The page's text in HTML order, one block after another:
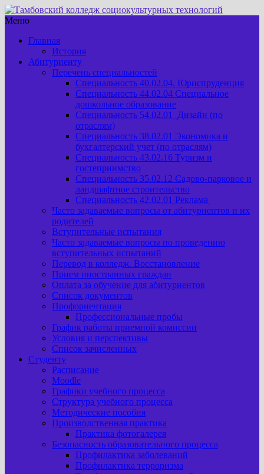
Меню
Главная
История
Абитуриенту
Перечень специальностей
Специальность 40.02.04. Юриспруденция
Специальность 44.02.04 Специальное
дошкольное образование
Специальность 54.02.01 Дизайн (по
отраслям)
Специальность 38.02.01 Экономика и
бухгалтерский учет (по отраслям)
Специальность 43.02.16 Туризм и
гостеприимство
Специальность 35.02.12 Садово-парковое и
ландшафтное строительство
Специальность 42.02.01 Реклама
Часто задаваемые вопросы от абитуриентов и их
родителей
Вступительные испытания
Часто задаваемые вопросы по проведению
вступительных испытаний
Перевод в колледж. Восстановление
Прием иностранных граждан
Оплата за обучение для абитуриентов
Список документов
Профориентация
Профессиональные пробы
График работы приемной комиссии
Условия и перспективы
Список зачисленных
Студенту
Расписание
Moodle
Графики учебного процесса
Структура учебного процесса
Методические пособия
Производственная практика
Практика фотогалерея
Безопасность образовательного процесса
Профилактика заболеваний
Профилактика терроризма